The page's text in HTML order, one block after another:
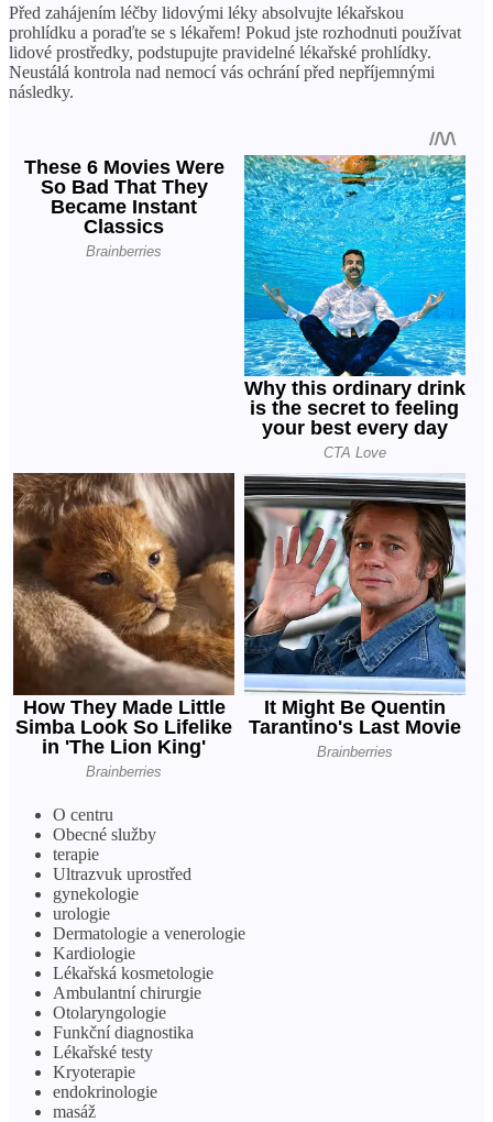
Před zahájením léčby lidovými léky absolvujte lékařskou
prohlídku a poraďte se s lékařem! Pokud jste rozhodnuti používat
lidové prostředky, podstupujte pravidelné lékařské prohlídky.
Neustálá kontrola nad nemocí vás ochrání před nepříjemnými
následky.
O centru
Obecné služby
terapie
Ultrazvuk uprostřed
gynekologie
urologie
Dermatologie a venerologie
Kardiologie
Lékařská kosmetologie
Ambulantní chirurgie
Otolaryngologie
Funkční diagnostika
Lékařské testy
Kryoterapie
endokrinologie
masáž